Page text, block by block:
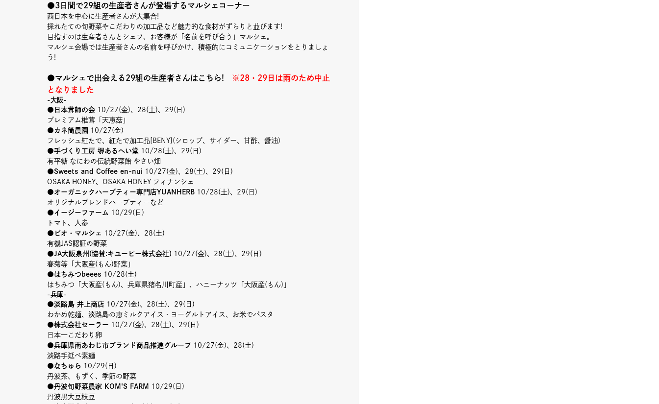
●3日間で29組の生産者さんが登場するマルシェコーナー
西日本を中心に生産者さんが大集合!
採れたての旬野菜やこだわりの加工品など魅力的な食材がずらりと並びます!
目指すのは生産者さんとシェフ、お客様が「名前を呼び合う」マルシェ。
マルシェ会場では生産者さんの名前を呼びかけ、積極的にコミュニケーションをとりましょ
う !
●マルシェで出会える29組の生産者さんはこちら!
※28・29日は雨のため中止
となりました
-大阪-
●日本茸師の会 10/27(金)、28(土)、29(日)
プレミアム椎茸「天恵菇」
●カネ筒農園 10/27(金)
フレッシュ紅たで、紅たで加工品[BENY](シロップ、サイダー、甘酢、醤油)
●手づくり工房 堺あるへい堂 10/28(土)、29(日)
有平糖 なにわの伝統野菜飴 やさい畑
●Sweets and Coffee en-nui 10/27(金)、28(土)、29(日)
OSAKA HONEY、OSAKA HONEY フィナンシェ
●オーガニックハーブティー専門店YUANHERB 10/28(土)、29(日)
オリジナルブレンドハーブティーなど
●イージーファーム 10/29(日)
トマト、人参
●ビオ・マルシェ 10/27(金)、28(土)
有機JAS認証の野菜
●JA大阪泉州(協賛:キユーピー株式会社) 10/27(金)、28(土)、29(日)
春菊等「大阪産(もん)野菜」
●はちみつbeees 10/28(土)
はちみつ「 大阪産(もん)、兵庫県猪名川町産」、ハニーナッツ「大阪産(もん)」
-兵庫-
●淡路島 井上商店 10/27(金)、28(土)、29(日)
わかめ乾麺、淡路島の恵ミルクアイス・ヨーグルトアイス、お米でパスタ
●株式会社セーラー 10/27(金)、28(土)、29(日)
日本一こだわり卵
●兵庫県南あわじ市ブランド商品推進グループ 10/27(金)、28(土)
淡路手延べ素麺
●なちゅら 10/29(日)
丹波茶、もずく、季節の野菜
●丹波旬野菜農家 KOM'S FARM
10/29(日)
丹波黒大豆枝豆